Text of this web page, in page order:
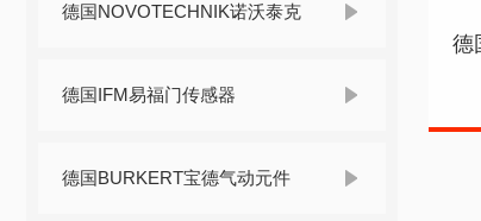
德国NOVOTECHNIK诺沃泰克
德国IFM易福门传感器
德国BURKERT宝德气动元件